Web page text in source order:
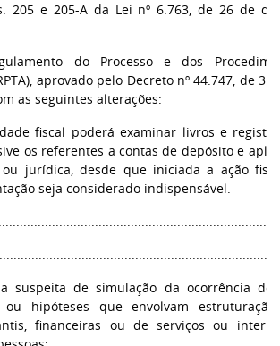
205 e 205-A da Lei nº 6.763, de 26 de
do Processo e dos
aprovado pelo Decreto nº 44.747, de 3
as seguintes alterações:
fiscal poderá examinar livros e
os referentes a contas de depósito e
jurídica, desde que iniciada a ação
seja considerado indispensável.
suspeita de simulação da ocorrência
hipóteses que envolvam
financeiras ou de serviços ou